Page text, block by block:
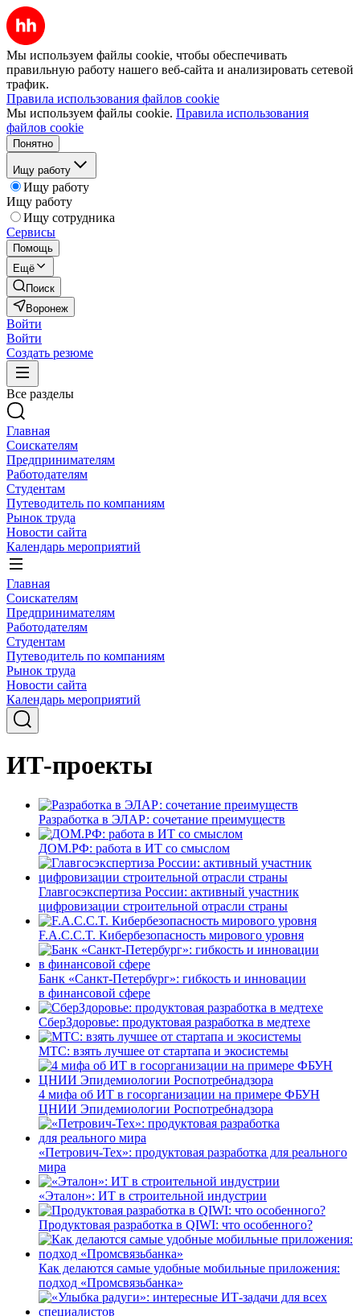
Мы используем файлы cookie, чтобы обеспечивать
правильную работу нашего веб-сайта и анализировать сетевой
трафик.
Правила использования файлов cookie
Мы используем файлы cookie. Правила использования
файлов cookie
Понятно
Ищу работу
Ищу работу
Ищу работу
Ищу сотрудника
Сервисы
Помощь
Ещё
Поиск
Воронеж
Войти
Войти
Создать резюме
Все разделы
Главная
Соискателям
Предпринимателям
Работодателям
Студентам
Путеводитель по компаниям
Рынок труда
Новости сайта
Календарь мероприятий
Главная
Соискателям
Предпринимателям
Работодателям
Студентам
Путеводитель по компаниям
Рынок труда
Новости сайта
Календарь мероприятий
ИТ-проекты
Разработка в ЭЛАР: сочетание преимуществ
ДОМ.РФ: работа в ИТ со смыслом
Главгосэкспертиза России: активный участник
цифровизации строительной отрасли страны
F.A.C.C.T. Кибербезопасность мирового уровня
Банк «Санкт-Петербург»: гибкость и инновации
в финансовой сфере
СберЗдоровье: продуктовая разработка в медтехе
МТС: взять лучшее от стартапа и экосистемы
4 мифа об ИТ в госорганизации на примере ФБУН
ЦНИИ Эпидемиологии Роспотребнадзора
«Петрович-Тех»: продуктовая разработка для реального
мира
«Эталон»: ИТ в строительной индустрии
Продуктовая разработка в QIWI: что особенного?
Как делаются самые удобные мобильные приложения:
подход «Промсвязьбанка»